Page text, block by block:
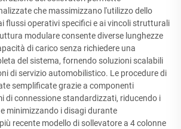
che massimizzano l'utilizzo dello
flussi operativi specifici e ai vincoli strutturali
modulare consente diverse lunghezze
di carico senza richiedere una
del sistema, fornendo soluzioni scalabili
di servizio automobilistico. Le procedure di
semplificate grazie a componenti
di connessione standardizzati, riducendo i
minimizzando i disagi durante
recente modello di sollevatore a 4 colonne